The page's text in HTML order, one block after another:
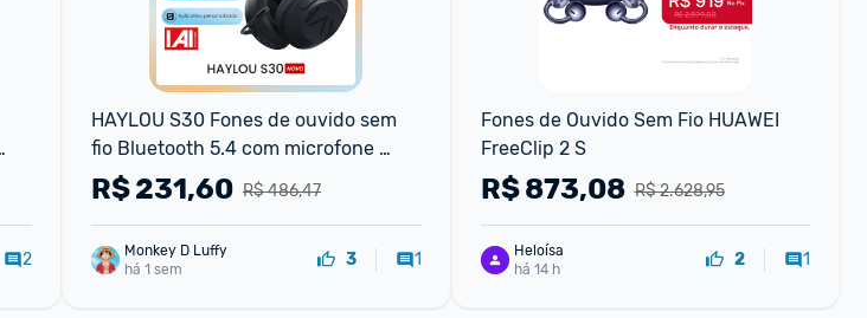
2
HAYLOU S30 Fones de ouvido sem
fio Bluetooth 5.4 com microfone
Fones de ouvido com cancelamento
de ruído Áudio de alta
R$ 486,47
R$231,60
Monkey D Luffy
há 1 sem
3 1
Fones de Ouvido Sem Fio HUAWEI
FreeClip 2 S
R$ 2.628,95
R$873,08
Heloísa
há 14 h
2 1